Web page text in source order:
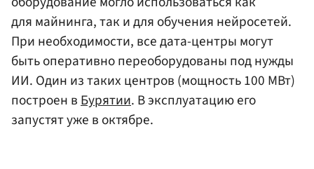
для майнинга, так и для обучения нейросетей.
При необходимости, все дата-центры могут
быть оперативно переоборудованы под нужды
ИИ. Один из таких центров (мощность 100 МВт)
построен вБурятии. В эксплуатацию его
запустят уже в октябре.